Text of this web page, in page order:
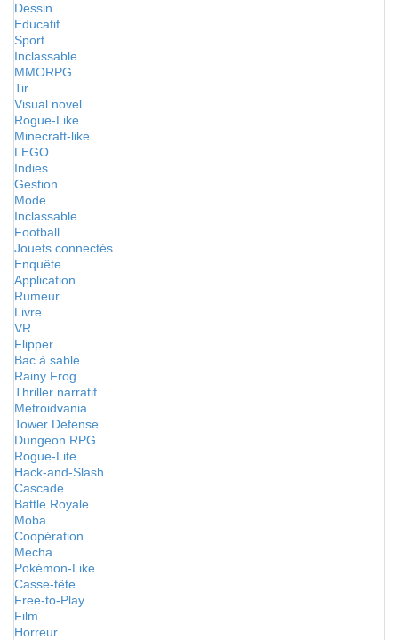
Dessin
Educatif
Sport
Inclassable
MMORPG
Tir
Visual novel
Rogue-Like
Minecraft-like
LEGO
Indies
Gestion
Mode
Inclassable
Football
Jouets connectés
Enquête
Application
Rumeur
Livre
VR
Flipper
Bac à sable
Rainy Frog
Thriller narratif
Metroidvania
Tower Defense
Dungeon RPG
Rogue-Lite
Hack-and-Slash
Cascade
Battle Royale
Moba
Coopération
Mecha
Pokémon-Like
Casse-tête
Free-to-Play
Film
Horreur